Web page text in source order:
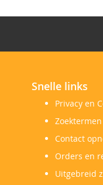
Snelle links
Privacy en
Zoektermen
Contact
Orders en
Uitgebreid